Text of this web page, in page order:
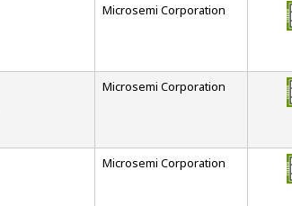
Microsemi Corporation
Microsemi Corporation
Microsemi Corporation